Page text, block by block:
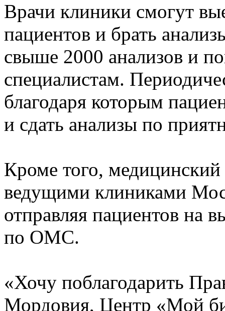
Врачи клиники смогут
пациентов и брать
свыше 2000 анализов и
специалистам.
благодаря которым
и сдать анализы по
Кроме того, медицинский
ведущими клиниками
отправляя пациентов на
по ОМС.
«Хочу поблагодарить
Мордовия, Центр «Мой